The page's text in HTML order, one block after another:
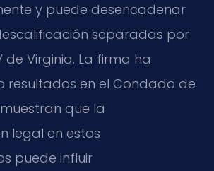
y puede desencadenar
separadas por
de Virginia. La firma ha
resultados en el Condado de
que la
legal en estos
puede influir